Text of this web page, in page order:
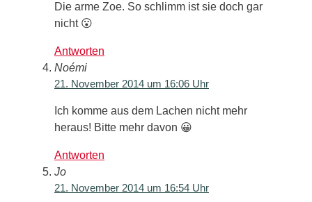
Die arme Zoe. So schlimm ist sie doch gar
nicht 😮
Antworten
Noémi
21. November 2014 um 16:06 Uhr
Ich komme aus dem Lachen nicht mehr
heraus! Bitte mehr davon 😀
Antworten
Jo
21. November 2014 um 16:54 Uhr